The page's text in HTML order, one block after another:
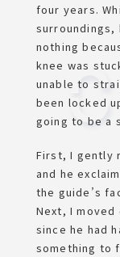
four years.
surroundings,
nothing
knee was
unable to
been locked
going to be a
First, I gently
and he
the guide’s
Next, I
since he had
something to